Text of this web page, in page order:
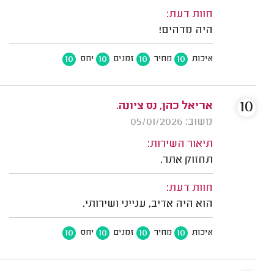
חוות דעת:
היה מדהים!
איכות 10 מחיר 10 זמנים 10 יחס 10
אריאל כהן, נס ציונה.
משוב: 05/01/2026
תיאור השירות:
תחזוק אתר.
חוות דעת:
הוא היה אדיב, ענייני ושירותי.
איכות 10 מחיר 10 זמנים 10 יחס 10
10